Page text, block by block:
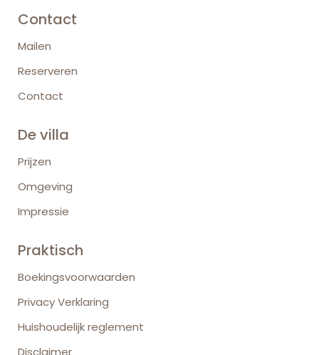
Contact
Mailen
Reserveren
Contact
De villa
Prijzen
Omgeving
Impressie
Praktisch
Boekingsvoorwaarden
Privacy Verklaring
Huishoudelijk reglement
Disclaimer